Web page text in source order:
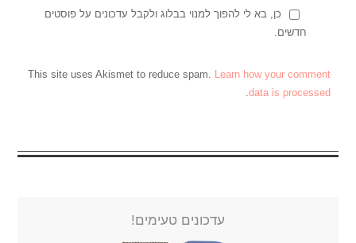
כן, בא לי להפוך למנוי בבלוג ולקבל עדכונים על פוסטים
חדשים.
This site uses Akismet to reduce spam. Learn how your comment
data is processed
.
עדכונים טעימים!